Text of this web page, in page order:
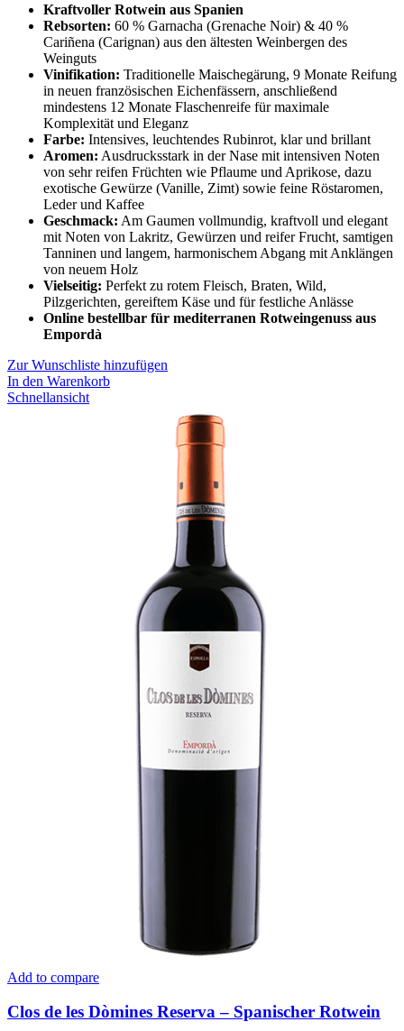
Kraftvoller Rotwein aus Spanien
Rebsorten: 60 % Garnacha (Grenache Noir) & 40 %
Cariñena (Carignan) aus den ältesten Weinbergen des
Weinguts
Vinifikation: Traditionelle Maischegärung, 9 Monate Reifung
in neuen französischen Eichenfässern, anschließend
mindestens 12 Monate Flaschenreife für maximale
Komplexität und Eleganz
Farbe: Intensives, leuchtendes Rubinrot, klar und brillant
Aromen: Ausdrucksstark in der Nase mit intensiven Noten
von sehr reifen Früchten wie Pflaume und Aprikose, dazu
exotische Gewürze (Vanille, Zimt) sowie feine Röstaromen,
Leder und Kaffee
Geschmack: Am Gaumen vollmundig, kraftvoll und elegant
mit Noten von Lakritz, Gewürzen und reifer Frucht, samtigen
Tanninen und langem, harmonischem Abgang mit Anklängen
von neuem Holz
Vielseitig: Perfekt zu rotem Fleisch, Braten, Wild,
Pilzgerichten, gereiftem Käse und für festliche Anlässe
Online bestellbar für mediterranen Rotweingenuss aus
Empordà
Zur Wunschliste hinzufügen
In den Warenkorb
Schnellansicht
Add to compare
Clos de les Dòmines Reserva – Spanischer Rotwein